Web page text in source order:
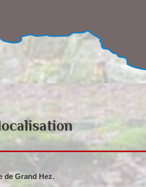
de Grand Hez.